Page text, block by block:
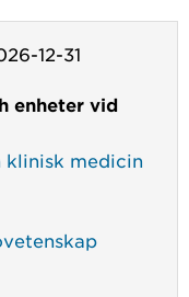
12-31
enheter vid
klinisk medicin